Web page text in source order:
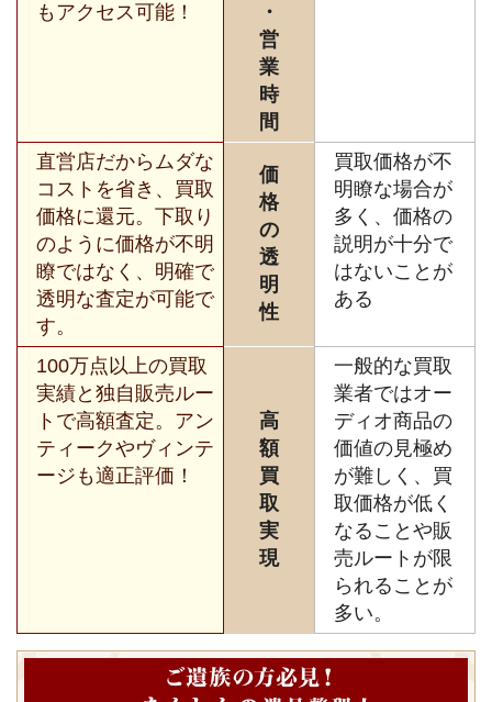
もアクセス可能！
・
営
業
時
間
直営店だからムダな
コストを省き、買取
価格に還元。下取り
のように価格が不明
瞭ではなく、明確で
透明な査定が可能で
す。
価
格
の
透
明
性
買取価格が不
明瞭な場合が
多く、価格の
説明が十分で
はないことが
ある
100万点以上の買取
実績と独自販売ルー
トで高額査定。アン
ティークやヴィンテ
ージも適正評価！
高
額
買
取
実
現
一般的な買取
業者ではオー
ディオ商品の
価値の見極め
が難しく、買
取価格が低く
なることや販
売ルートが限
られることが
多い。